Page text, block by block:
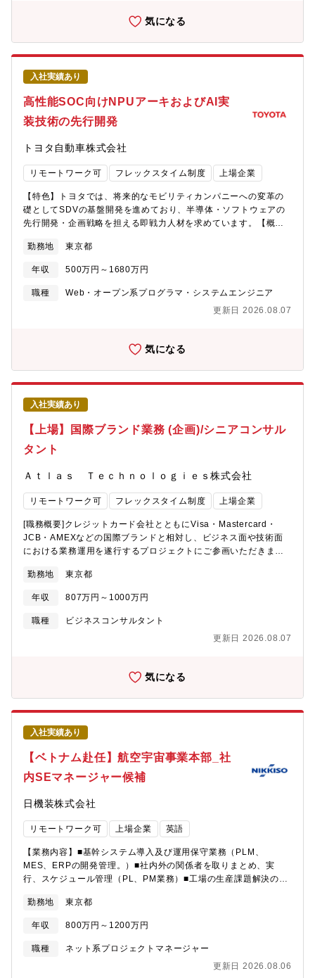
調整および橋渡し【ポジションの魅力】■事業成長へのインパク
ト：事業部門と直接意思決定を行い、全社の働き方や業務フロー
を変える経験を積むことが可能です。全社に影響を与える大きな
プロジェクトとなるため、事業成長へのインパクトや貢献を実感
できる環境です。■最先端の技術実装：生成AIを「検証」で終わら
せず、実務に深く組み込むフェーズに携わることができます。全
社的にAIの活用は積極的に行っているため、最新の事例などもキ
ャッチアップしながら実務への反映～実行をお任せします。■キャ
リア拡張：ITの専門性だけでなく、事業理解、組織開発、PMOと
アパス】一人ひとりの志向や適性を重視して共にキャリアを築く
戦まで、多様なキャリアプランを実現することが可能です。＜キ
高める・リーダーシップを発揮し、マネジメントスキルを磨く・
セキュリティ領域、社内IT、BPRといった異なる領域や職務を経
験し、スキルを拡張する・部門や領域を横断して、事業全体の責
任を担う
運用業務＜具体的には＞（１）認証基盤(EntraID)の企画・設計・
実装・運用業務・組織改編に柔軟に対応できる認証基盤の整備に
関する施策の規格から設計/実装・ゼロトラストの考え方に基づい
た認証基盤の整備に関する施策の企画から設計/実装・ユーザー利
便性を図るための施策の企画から設計/実装・運用の効率化に関す
る企画から設計/実装・EntraIDでアプリケーションをセキュアに
利用するための施策の企画から設計/実装・ユーザー属性情報を補
完するための仕組みに関して企画から設計/実装（２）アプリケー
ション移行支援・オンプレ認証基盤を利用しているアプリケーシ
の規模によって、実装まで担当いただく場合や外注に委託する場
合があります。プロジェクトの規模によっては、3～5年/数10人が
関わるようなプロジェクトもあります。このようなプロジェクト
ます。規模の大きなプロジェクトになるため、複数のベンダーを
束ねる場面も発生します。■使用言語、環境、ツール、資格等
EntraID【キャリアパス】■プロジェクトリーダやマネジメント経
験を経て、配属部門や他事業本部・製作所の管理職■認証/セキュ
役割【配属先/組織のミッション】インフラセキュリティ戦略統括
キュリティの戦略立案・施策実行デジタルアイデンティティ部三
菱電機グループの新たな認証基盤の企画・開発・導入・運用保
度)■リモートワーク：有 (週3日程度利用可能)■中途社員の割合：
ていくことになります。いろいろな立場の方々と業務を進めてい
ることができます。そのうえで、どのようにして事業の推進を支
援していくことができるのかを考えていく点がやりがいとなりま
す。いろいろな選択肢がある中で、最適な回答を求めていくとこ
ろが重要となります。【同社及び製品・サービスの強み】■国内で
も有数の規模の認証基盤の運用整備を行う経験が可能です。今後
は、認証基盤を中心としたゼロトラスト施策を進めていくことか
らグループグローバルに対するセキュリティ施策に携わっていく
ことができます。
気になる
入社実績あり
高性能SOC向けNPUアーキおよびAI実
装技術の先行開発
トヨタ自動車株式会社
リモートワーク可 フレックスタイム制度 上場企業
【特色】トヨタでは、将来的なモビリティカンパニーへの変革の
礎としてSDVの基盤開発を進めており、半導体・ソフトウェアの
先行開発・企画戦略を担える即戦力人材を求めています。【概
を支える半導体技術の重要性が極めて高くなってきています。特
に、知能化の基盤となるAI技術は技術進化が速く、ADAS/Cockpit
の商品性の向上には不可欠であり、体制強化を図っています。
【詳細】-ADAS/Cockpit向けSoC要件(NPUアーキ)の先行開発
マーク、トヨタのAIモデルに最適なアーキテクチャ検討-
量子化や軽量化など最適化技術の検討、SOCベンダ各社のAI実装
ツールへの要求定義(改善案)■本求人の想定役割：メンバー・チー
ムリーダー【職場イメージ】2024年に新設され、メンバの大半が
電機メーカや半導体メーカからのキャリア入社であり、まだまだ
少人数の部隊ですが、これから将来成長が期待される組織です。
【社員インタビュー】https://www.talent-
book.jp/toyota/stories/59237【ミッション】基本的には、ECU
メーカや半導体メーカと協力しながら、車載半導体の先行開発・
企画戦略を担う部署です。加えて、自動車の将来像の具現化が求
す。車載半導体を軸に、社内外の関係者とのシナジー効果をもた
らし、自動車業界のサプライチェーン全体を牽引していくエキス
パート部隊です。【やりがい】トヨタの未来を支えるSDVの実現
ードすることで、自動車業界全体に貢献できるやりがいのある仕
事です。【PR】お客様へ魅力あるクルマを提供するための機能進
化を支える先端半導体の先行開発として、我々のグループはその
先頭に立って業務を推進していきます。【採用の背景】自動車会
ドが激化しており、社外からの即戦力が必要となってます。
勤務地 東京都
年収 500万円～1680万円
職種
Web・オープン系プログラマ・システムエンジニア
更新日 2026.08.07
気になる
入社実績あり
【上場】国際ブランド業務 (企画)/シニアコンサル
タント
Ａｔｌａｓ Ｔｅｃｈｎｏｌｏｇｉｅｓ株式会社
リモートワーク可 フレックスタイム制度 上場企業
[職務概要]クレジットカード会社とともにVisa・Mastercard・
JCB・AMEXなどの国際ブランドと相対し、ビジネス面や技術面
における業務運用を遂行するプロジェクトにご参画いただきま
義やFit＆Gap分析、プロジェクト推進やコンフィギュレーション
をはじめとした各種定義や検討、フェーズ毎のテスト計画、業務
センターの改善、セキュリティ関連の社内規約等の見直しや改善
など、国際ブランド関連における多様なプロジェクトに参画する
の取りまとめや各種資料作成・クライアントとのタスク作業計画
達事項に対する整理・調査・分析・評価等、業務運用支援・ビジ
ネスパートナーの管理、タスク確認や業務調整・その他プロジェ
クトに付随する業務（契約締結手続き等）[職務の魅力]・クレジッ
トカードビジネスを全世界で推進しているVisaやMastercard等の
国際ブランドが提供する最新のテクノロジーやトレンドなど業界
動向をグローバルな視点で習得できます。・多様な業務に携われ
るため、プロジェクトマネジメント能力の向上やPMO能力の向上
を実現し、コンサルタントとして成長できる環境があります。・
専門性の深耕やPMO特化など、個々の志向性に応じて役割の変更
た方や即戦力となる方には、積極的に業務をお任せし、リーダー
や責任者として役割を担っていただく環境があります。・クレジ
ットカード関連や国際ブランド関連について経験豊富なメンバー
も充実しているため、より専門性を追求することが可能です。[勤
務地]・東京都または神奈川県（当社オフィス、クライアント企業
のオフィス、在宅勤務）※当社はハイブリッド勤務を推奨してお
り、社員一人ひとりが仕事とプライベートを両立できる環境を整
入社日から適用※勤務形態はプロジェクトにより異なります。
て、決済（ペイメント）関連分野を中心としたFintech領域のコン
サルティングやプロジェクト実行支援サービスを提供していま
勤務地 東京都
年収 807万円～1000万円
職種
ビジネスコンサルタント
更新日 2026.08.07
気になる
入社実績あり
【ベトナム赴任】航空宇宙事業本部_社
内SEマネージャー候補
日機装株式会社
リモートワーク可 上場企業 英語
【業務内容】■基幹システム導入及び運用保守業務（PLM、
MES、ERPの開発管理。）■社内外の関係者を取りまとめ、実
行、スケジュール管理（PL、PM業務）■工場の生産課題解決のた
ーの指導、管理（英語使用）【ミッション】今回基幹システムを
導入し、現在保守運用のフェーズとなります。安定的な運用に向
け、エンジニアとして改善対応をお任せします。現在、当社では
AIを活用したシステムの内製化や、工場のスマートファクトリー
っていくため、様々なチャレンジやアイデアを実現できる、日機
勤務地 東京都
年収 800万円～1200万円
職種
ネット系プロジェクトマネージャー
更新日 2026.08.06